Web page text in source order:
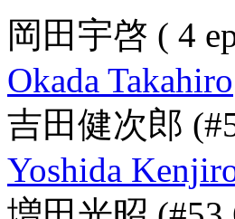
岡田宇啓 ( 4
Okada Takahiro
吉田健次郎
Yoshida